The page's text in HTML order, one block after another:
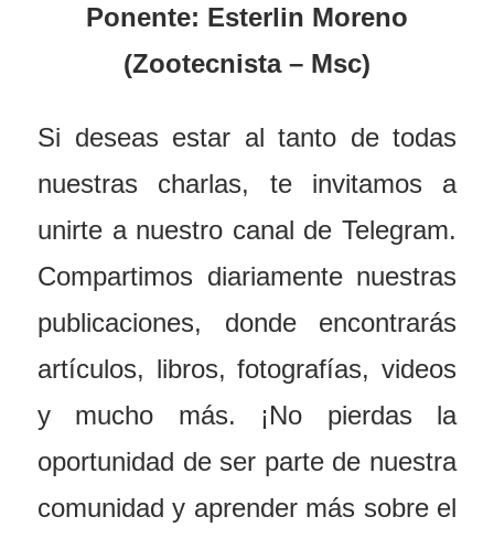
Ponente: Esterlin Moreno
(Zootecnista – Msc)
Si deseas estar al tanto de todas
nuestras charlas, te invitamos a
unirte a nuestro canal de Telegram.
Compartimos diariamente nuestras
publicaciones, donde encontrarás
artículos, libros, fotografías, videos
y mucho más. ¡No pierdas la
oportunidad de ser parte de nuestra
comunidad y aprender más sobre el